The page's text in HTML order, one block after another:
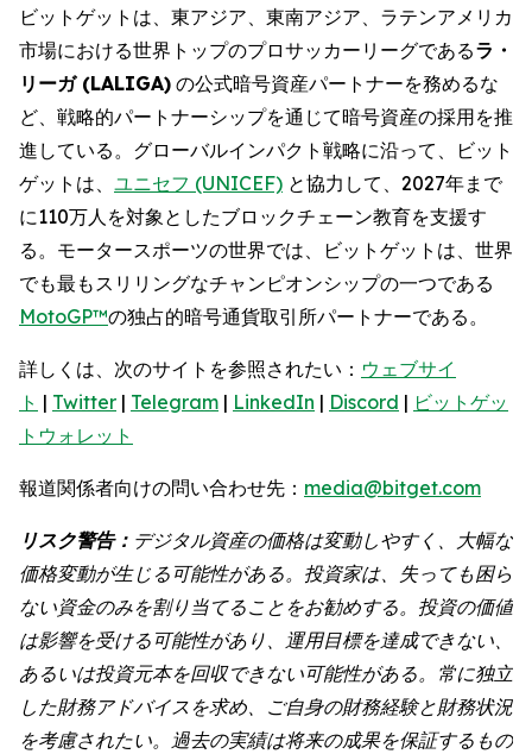
ビットゲットは、東アジア、東南アジア、ラテンアメリカ
市場における世界トップのプロサッカーリーグであるラ・
リーガ (LALIGA) の公式暗号資産パートナーを務めるな
ど、戦略的パートナーシップを通じて暗号資産の採用を推
進している。グローバルインパクト戦略に沿って、ビット
ゲットは、 ユニセフ (UNICEF) と協力して、2027年まで
に110万人を対象としたブロックチェーン教育を支援す
る。モータースポーツの世界では、ビットゲットは、世界
でも最もスリリングなチャンピオンシップの一つである
MotoGP™の独占的暗号通貨取引所パートナーである。
詳しくは、次のサイトを参照されたい： ウェブサイ
ト | Twitter | Telegram | LinkedIn | Discord | ビットゲッ
トウォレット
報道関係者向けの問い合わせ先： media@bitget.com
リスク警告： デジタル資産の価格は変動しやすく、大幅な
価格変動が生じる可能性がある。投資家は、失っても困ら
ない資金のみを割り当てることをお勧めする。投資の価値
は影響を受ける可能性があり、運用目標を達成できない、
あるいは投資元本を回収できない可能性がある。常に独立
した財務アドバイスを求め、ご自身の財務経験と財務状況
を考慮されたい。過去の実績は将来の成果を保証するもの